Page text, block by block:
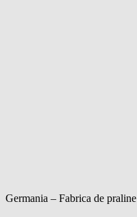
Germania – Fabrica de praline